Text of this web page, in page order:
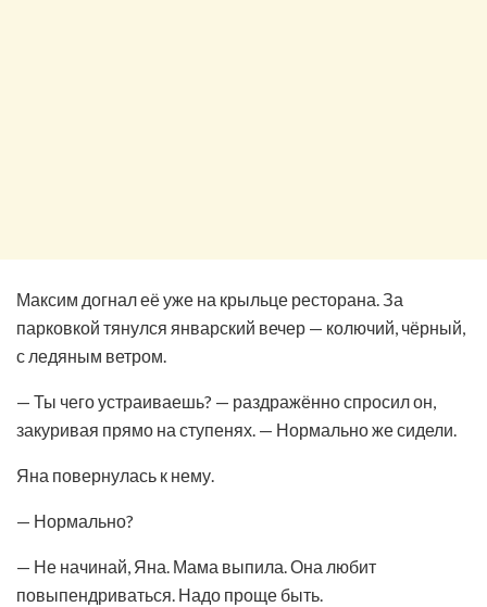
Максим догнал её уже на крыльце ресторана. За
парковкой тянулся январский вечер — колючий, чёрный,
с ледяным ветром.
— Ты чего устраиваешь? — раздражённо спросил он,
закуривая прямо на ступенях. — Нормально же сидели.
Яна повернулась к нему.
— Нормально?
— Не начинай, Яна. Мама выпила. Она любит
повыпендриваться. Надо проще быть.